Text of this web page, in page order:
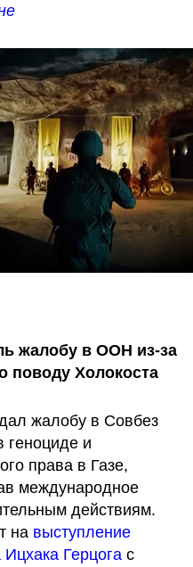
жалобу в ООН из-за
поводу Холокоста
жалобу в Совбез
и
права в Газе,
международное
действиям.
на выступление
Ицхака Герцога с